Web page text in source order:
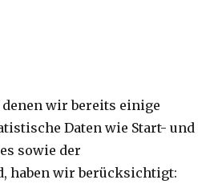
denen wir bereits einige
Daten wie Start- und
sowie der
haben wir berücksichtigt: